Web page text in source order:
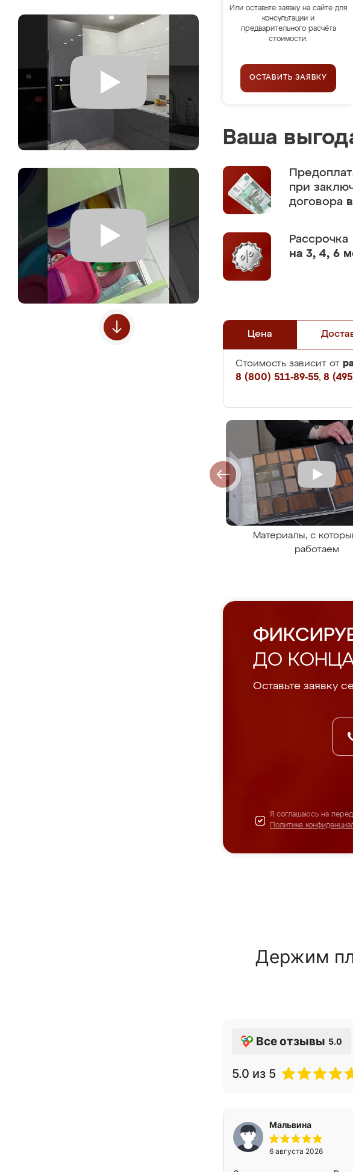
Или оставьте заявку на сайте для
консультации и
предварительного расчёта
стоимости.
ОСТАВИТЬ ЗАЯВКУ
Ваша
при
договора
Рассрочка
на 3, 4, 6
Цена
Стоимость зависит от
8 (800) 511-89-55, 8
Материалы, с
работаем
ДО КОНЦА
Оставьте заявку
Я соглашаюсь на
Политике
Держим
Все отзывы 5.0
5.0 из 5
Мальвина
6 августа 2026